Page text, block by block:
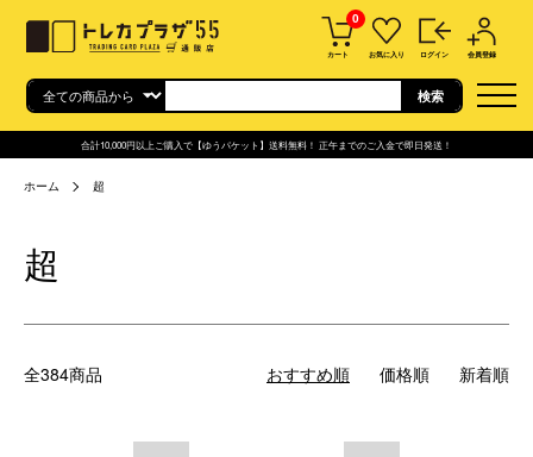
0
カート お気に入り ログイン 会員登録
合計10,000円以上ご購入で【ゆうパケット】送料無料！ 正午までのご入金で即日発送！
ホーム 超
超
全384商品 おすすめ順 価格順 新着順